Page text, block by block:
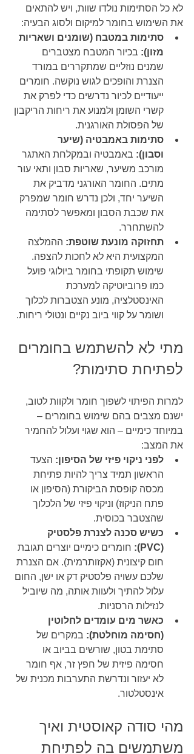
לא כל הסתימות נולדו שוות, ויש להתאים
את השימוש בחומר למיקום ולסוג הבעיה:
סתימות במטבח (שומנים ושאריות
מזון): בכיור המטבח מצטברים
שמנים נוזליים שמתקררים במורד
הצנרת והופכים לגוש נוקשה. חומרים
ייעודיים לכיור נדרשים כדי לפרק את
קשרי השומן ולמנוע את ריחות הריקבון
של הפסולת האורגנית.
סתימות באמבטיה (שיער
וסבון): באמבטיה ובמקלחת האתגר
מורכב משיער, שאריות סבון ותאי עור
מתים. החומר האורגני מדביק את
השיער יחד, ולכן נדרש חומר שמפרק
את שכבת הסבון ומאפשר לסתימה
להשתחרר.
תחזוקה מונעת שוטפת: ההמלצה
המקצועית היא לא לחכות להצפה.
שימוש תקופתי בחומר ביולוגי פועל
כמו פרוביוטיקה למערכת
האינסטלציה, מונע הצטברות לכלוך
ושומר על קווי ביוב נקיים ונטולי ריחות.
מתי לא להשתמש בחומרים
לפתיחת סתימות?
למרות הפיתוי לשפוך חומר ולקוות לטוב,
ישנם מצבים בהם שימוש בחומרים –
במיוחד כימיים – הוא שגוי ועלול להחמיר
את המצב:
לפני ניקוי פיזי של הסיפון: הצעד
הראשון תמיד צריך להיות פתיחת
מכסה קופסת הביקורת (הסיפון או
פתח הניקוז) וניקוי פיזי של הלכלוך
שהצטבר בכוסית.
כשיש סכנה לצנרת פלסטיק
(PVC):
חומרים כימיים יוצרים תגובת
חום קיצונית (אקזותרמית). אם הצנרת
שלכם עשויה פלסטיק דק או ישן, החום
עלול להתיך ולעוות אותה, מה שיוביל
לנזילות הרסניות.
כאשר מים עומדים לחלוטין
(חסימה מוחלטת): במקרים של
סתימת בטון, שורשים בביוב או
חסימה פיזית של חפץ זר, אף חומר
לא יעזור ונדרשת התערבות מכנית של
אינסטלטור.
מהי סודה קאוסטית ואיך
משתמשים בה לפתיחת